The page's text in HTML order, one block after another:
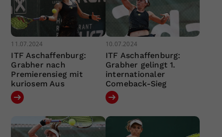
11.07.2024
ITF Aschaffenburg:
Grabher nach
Premierensieg mit
kuriosem Aus
10.07.2024
ITF Aschaffenburg:
Grabher gelingt 1.
internationaler
Comeback-Sieg